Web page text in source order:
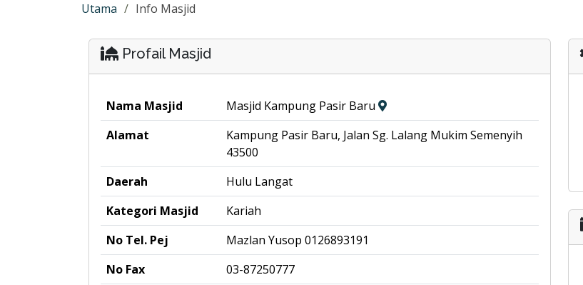
Utama Info Masjid
Profail Masjid
Nama Masjid
Masjid Kampung Pasir Baru
Alamat
Kampung Pasir Baru, Jalan Sg. Lalang Mukim Semenyih
43500
Daerah
Hulu Langat
Kategori Masjid
Kariah
No Tel. Pej
Mazlan Yusop 0126893191
No Fax
03-87250777